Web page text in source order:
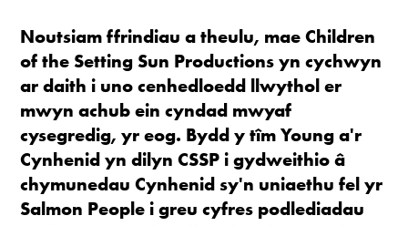
Noutsiam ffrindiau a theulu, mae Children
of the Setting Sun Productions yn cychwyn
ar daith i uno cenhedloedd llwythol er
mwyn achub ein cyndad mwyaf
cysegredig, yr eog. Bydd y tîm Young a'r
Cynhenid yn dilyn CSSP i gydweithio â
chymunedau Cynhenidsy'n uniaethu fel yr
Salmon People i greu cyfres podlediadau